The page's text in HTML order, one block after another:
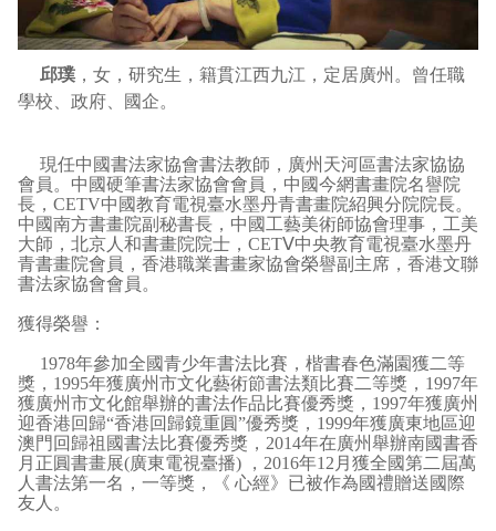
邱璞 ，女，研究生，籍貫江西九江，定居廣州。曾任職
學校、政府、國企。
現任中國書法家協會書法教師，廣州天河區書法家協協
會員。中國硬筆書法家協會會員，中國今網書畫院名譽院
長，CETV中國教育電視臺水墨丹青書畫院紹興分院院長。
中國南方書畫院副秘書長，中國工藝美術師協會理事，工美
大師，北京人和書畫院院士，CETⅤ中央教育電視臺水墨丹
青書畫院會員，香港職業書畫家協會榮譽副主席，香港文聯
書法家協會會員。
獲得榮譽：
1978年參加全國青少年書法比賽，楷書春色滿園獲二等
獎，1995年獲廣州市文化藝術節書法類比賽二等獎，1997年
獲廣州市文化館舉辦的書法作品比賽優秀獎，1997年獲廣州
迎香港回歸“香港回歸鏡重圓”優秀獎，1999年獲廣東地區迎
澳門回歸祖國書法比賽優秀獎，2014年在廣州舉辦南國書香
月正圓書畫展(廣東電視臺播) ，2016年12月獲全國第二屆萬
人書法第一名，一等獎，《 心經》已被作為國禮贈送國際
友人。